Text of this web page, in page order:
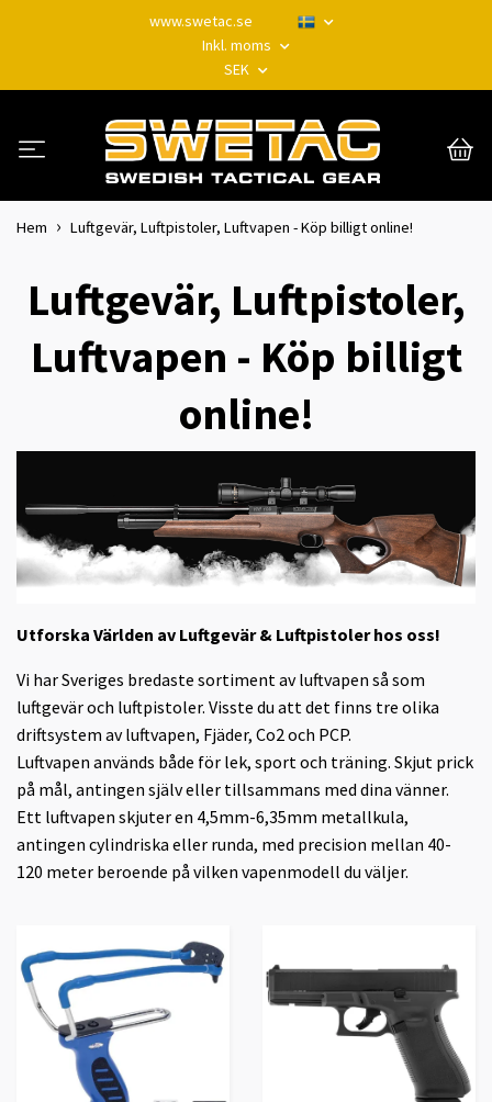
www.swetac.se
Inkl. moms
SEK
Hem Luftgevär, Luftpistoler, Luftvapen - Köp billigt online!
Luftgevär, Luftpistoler,
Luftvapen - Köp billigt
online!
Utforska Världen av Luftgevär & Luftpistoler hos oss!
Vi har Sveriges bredaste sortiment av luftvapen så som
luftgevär och luftpistoler. Visste du att det finns tre olika
driftsystem av luftvapen, Fjäder, Co2 och PCP.
Luftvapen används både för lek, sport och träning. Skjut prick
på mål, antingen själv eller tillsammans med dina vänner.
Ett luftvapen skjuter en 4,5mm-6,35mm metallkula,
antingen cylindriska eller runda, med precision mellan 40-
120 meter beroende på vilken vapenmodell du väljer.